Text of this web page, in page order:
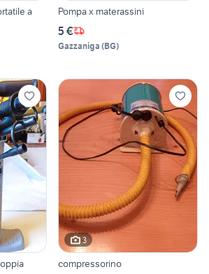
a
Pompa x materassini
5 €
Gazzaniga (BG)
3
compressorino